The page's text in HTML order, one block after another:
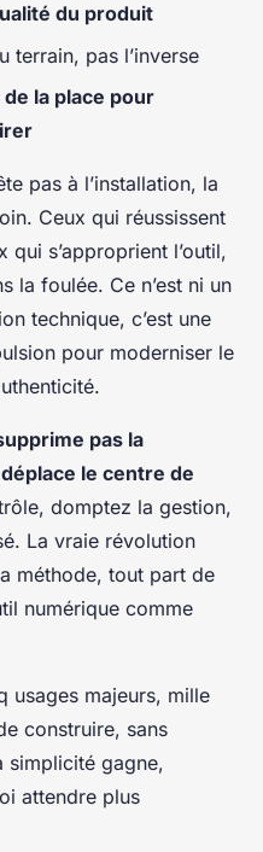
du produit
terrain, pas l’inverse
la place pour
pas à l’installation, la
Ceux qui réussissent
s’approprient l’outil,
la foulée. Ce n’est ni un
technique, c’est une
pour moderniser le
pas la
le centre de
domptez la gestion,
La vraie révolution
méthode, tout part de
numérique comme
usages majeurs, mille
construire, sans
simplicité gagne,
attendre plus